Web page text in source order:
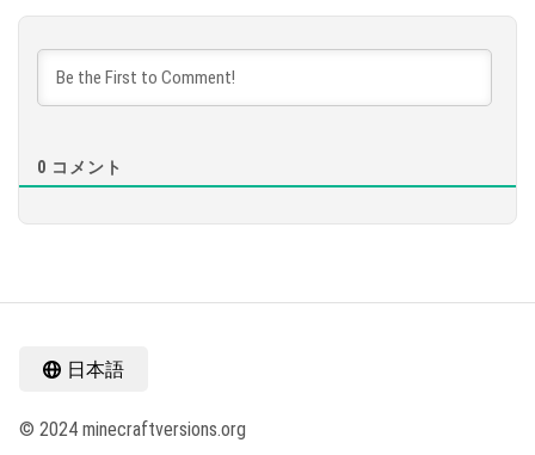
0 コメント
日本語
© 2024 minecraftversions.org